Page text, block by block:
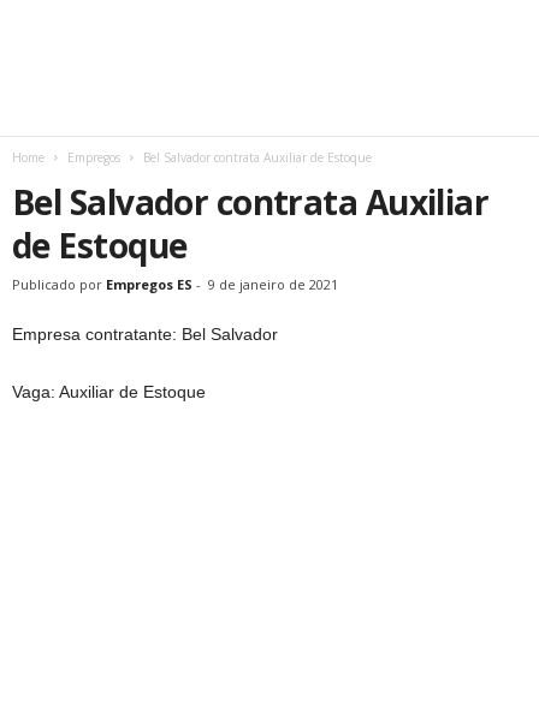
Home Empregos Bel Salvador contrata Auxiliar de Estoque
Bel Salvador contrata Auxiliar
de Estoque
Publicado por Empregos ES - 9 de janeiro de 2021
Empresa contratante: Bel Salvador
Vaga: Auxiliar de Estoque